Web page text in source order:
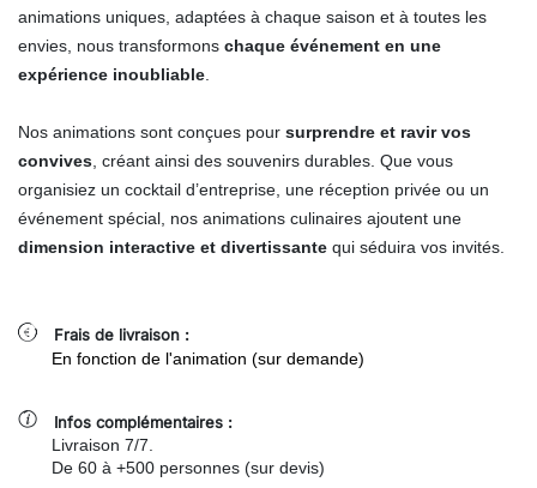
animations uniques, adaptées à chaque saison et à toutes les
envies, nous transformons chaque événement en une
expérience inoubliable.
Nos animations sont conçues pour surprendre et ravir vos
convives, créant ainsi des souvenirs durables. Que vous
organisiez un cocktail d’entreprise, une réception privée ou un
événement spécial, nos animations culinaires ajoutent une
dimension interactive et divertissante qui séduira vos invités.
Frais de livraison :
En fonction de l'animation (sur demande)
Infos complémentaires :
Livraison 7/7.
De 60 à +500 personnes (sur devis)